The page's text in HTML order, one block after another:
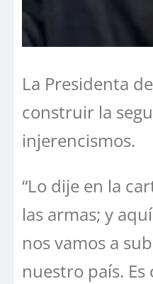
La Presidenta
construir la
injerencismos.
“Lo dije en la
las armas; y
nos vamos a
nuestro país.